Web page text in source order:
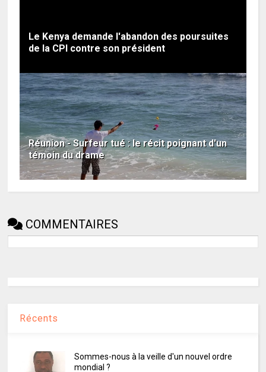
Le Kenya demande l'abandon des poursuites
de la CPI contre son président
Réunion - Surfeur tué : le récit poignant d'un
témoin du drame
COMMENTAIRES
Récents
Sommes-nous à la veille d'un nouvel ordre
mondial ?